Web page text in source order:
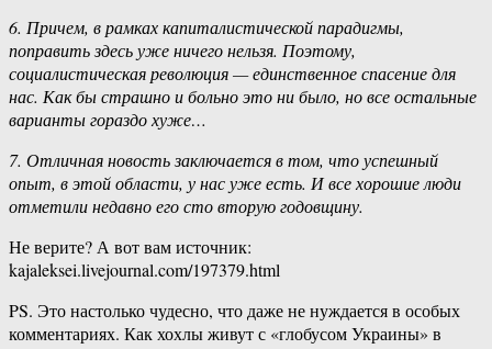
6. Причем, в рамках капиталистической парадигмы,
поправить здесь уже ничего нельзя. Поэтому,
социалистическая революция — единственное спасение для
нас. Как бы страшно и больно это ни было, но все остальные
варианты гораздо хуже…
7. Отличная новость заключается в том, что успешный
опыт, в этой области, у нас уже есть. И все хорошие люди
отметили недавно его сто вторую годовщину.
Не верите? А вот вам источник:
kajaleksei.livejournal.com/197379.html
PS. Это настолько чудесно, что даже не нуждается в особых
комментариях. Как хохлы живут с «глобусом Украины» в